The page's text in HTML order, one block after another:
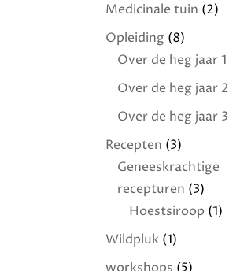
Medicinale tuin (2)
Opleiding (8)
Over de heg jaar 1
Over de heg jaar 2
Over de heg jaar 3
Recepten (3)
Geneeskrachtige
recepturen (3)
Hoestsiroop (1)
Wildpluk (1)